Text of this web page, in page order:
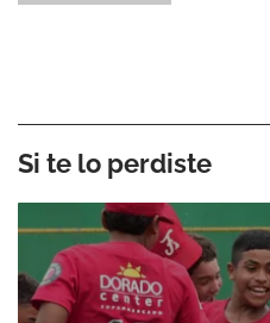
Si te lo perdiste